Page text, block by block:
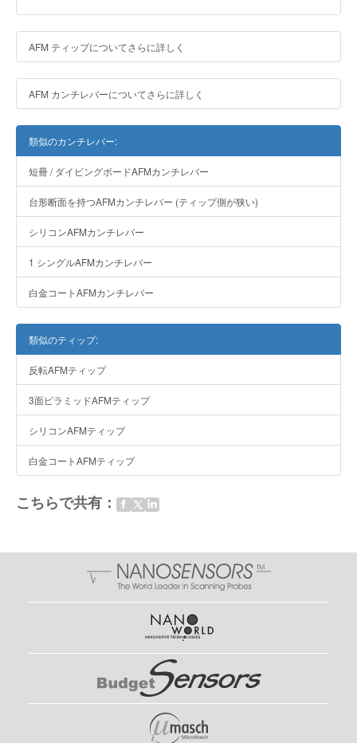
AFM ティップについてさらに詳しく
AFM カンチレバーについてさらに詳しく
類似のカンチレバー:
短冊 / ダイビングボードAFMカンチレバー
台形断面を持つAFMカンチレバー (ティップ側が狭い)
シリコンAFMカンチレバー
1 シングルAFMカンチレバー
白金コートAFMカンチレバー
類似のティップ:
反転AFMティップ
3面ピラミッドAFMティップ
シリコンAFMティップ
白金コートAFMティップ
こちらで共有：